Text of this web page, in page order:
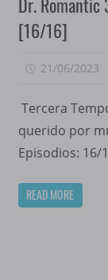
[16/16]
21/06/2023
Tercera
querido por
Episodios: 16/
READ MORE